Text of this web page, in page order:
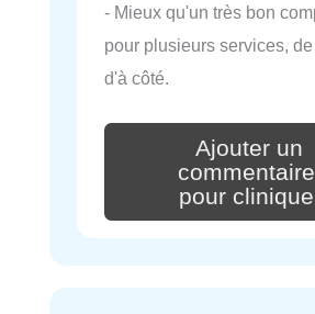
- Mieux qu'un très bon
pour plusieurs services,
d'à côté.
Ajouter un
commentaire
pour clinique